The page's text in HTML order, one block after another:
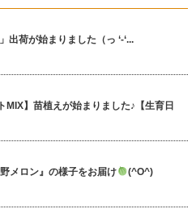
出荷が始まりました（っ ‘-‘...
MIX】苗植えが始まりました♪【生育日
メロン』の様子をお届け (^O^)